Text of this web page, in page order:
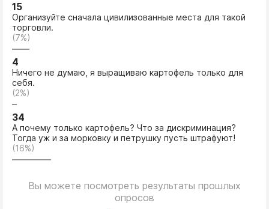
15
Организуйте сначала цивилизованные места для такой
торговли.
(7%)
4
Ничего не думаю, я выращиваю картофель только для
себя.
(2%)
34
А почему только картофель? Что за дискриминация?
Тогда уж и за морковку и петрушку пусть штрафуют!
(16%)
Вы можете посмотреть результаты прошлых
опросов